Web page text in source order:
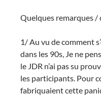
Quelques remarques
1/ Au vu de comment
dans les 90s, Je ne
le JDR n’ai pas su
les participants. Pour
fabriquaient cette